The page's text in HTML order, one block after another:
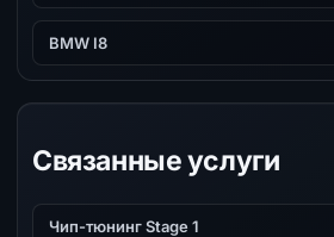
BMW I8
Связанные услуги
Чип-тюнинг Stage 1